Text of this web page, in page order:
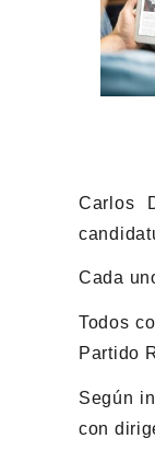
Carlos
Cada
Todos
Partido
Según
con